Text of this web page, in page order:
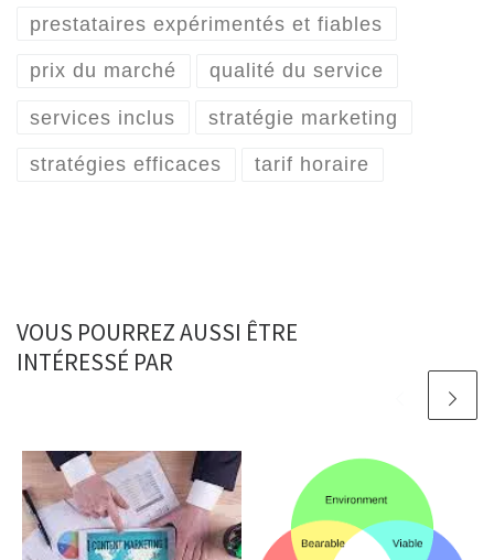
prestataires expérimentés et fiables
prix du marché qualité du service
services inclus stratégie marketing
stratégies efficaces tarif horaire
VOUS POURREZ AUSSI ÊTRE
INTÉRESSÉ PAR